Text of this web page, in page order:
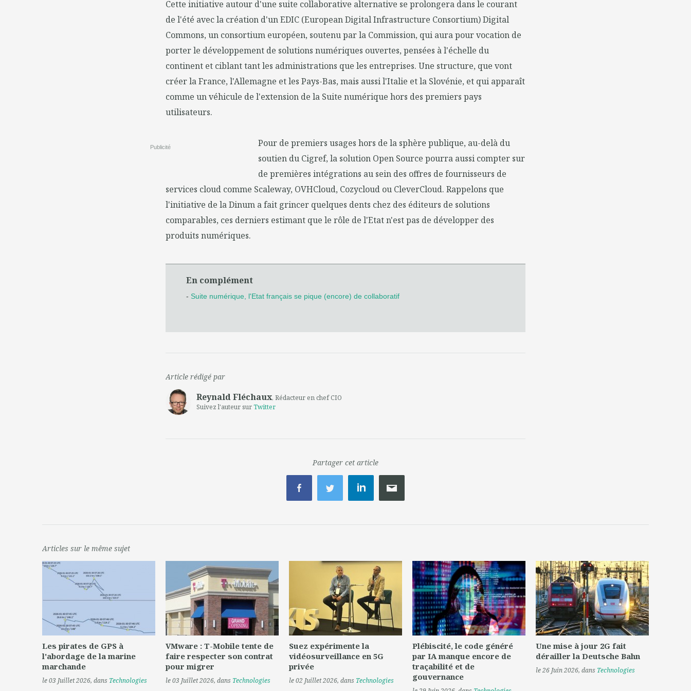
Cette initiative autour d'une suite collaborative alternative se prolongera dans le courant
de l'été avec la création d'un EDIC (European Digital Infrastructure Consortium) Digital
Commons, un consortium européen, soutenu par la Commission, qui aura pour vocation de
porter le développement de solutions numériques ouvertes, pensées à l'échelle du
continent et ciblant tant les administrations que les entreprises. Une structure, que vont
créer la France, l'Allemagne et les Pays-Bas, mais aussi l'Italie et la Slovénie, et qui apparaît
comme un véhicule de l'extension de la Suite numérique hors des premiers pays
utilisateurs.
Publicité
Pour de premiers usages hors de la sphère publique, au-delà du
soutien du Cigref, la solution Open Source pourra aussi compter sur
de premières intégrations au sein des offres de fournisseurs de
services cloud comme Scaleway, OVHCloud, Cozycloud ou CleverCloud. Rappelons que
l'initiative de la Dinum a fait grincer quelques dents chez des éditeurs de solutions
comparables, ces derniers estimant que le rôle de l'Etat n'est pas de développer des
produits numériques.
En complément
- Suite numérique, l'Etat français se pique (encore) de collaboratif
Article rédigé par
Reynald Fléchaux, Rédacteur en chef CIO
Suivez l'auteur surTwitter
Partager cet article
Articles sur le même sujet
Les pirates de GPS à
l'abordage de la marine
marchande
le 03 Juillet 2026, dans Technologies
VMware : T-Mobile tente de
faire respecter son contrat
pour migrer
le 03 Juillet 2026, dans Technologies
Suez expérimente la
vidéosurveillance en 5G
privée
le 02 Juillet 2026, dans Technologies
Plébiscité, le code généré
par IA manque encore de
traçabilité et de
gouvernance
Une mise à jour 2G fait
dérailler la Deutsche Bahn
le 26 Juin 2026, dans Technologies